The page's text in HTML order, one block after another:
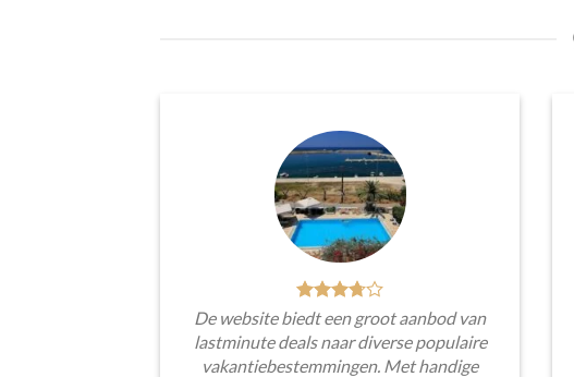
De website biedt een groot aanbod van
lastminute deals naar diverse populaire
vakantiebestemmingen. Met handige